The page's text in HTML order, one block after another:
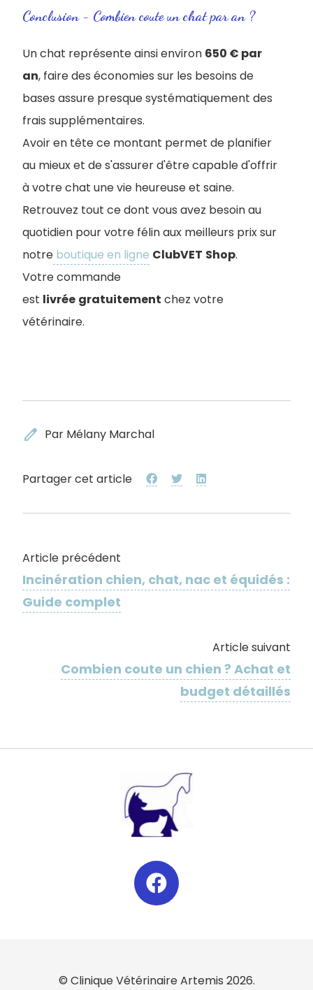
Conclusion - Combien coute un chat par an ?
Un chat représente ainsi environ 650 € par
an, faire des économies sur les besoins de
bases assure presque systématiquement des
frais supplémentaires.
Avoir en tête ce montant permet de planifier
au mieux et de s'assurer d'être capable d'offrir
à votre chat une vie heureuse et saine.
Retrouvez tout ce dont vous avez besoin au
quotidien pour votre félin aux meilleurs prix sur
notre boutique en ligne ClubVET Shop.
Votre commande
est livrée gratuitement chez votre
vétérinaire.
edit Par Mélany Marchal
Partager cet article
Article précédent
Incinération chien, chat, nac et équidés :
Guide complet
Article suivant
Combien coute un chien ? Achat et
budget détaillés
© Clinique Vétérinaire Artemis 2026.